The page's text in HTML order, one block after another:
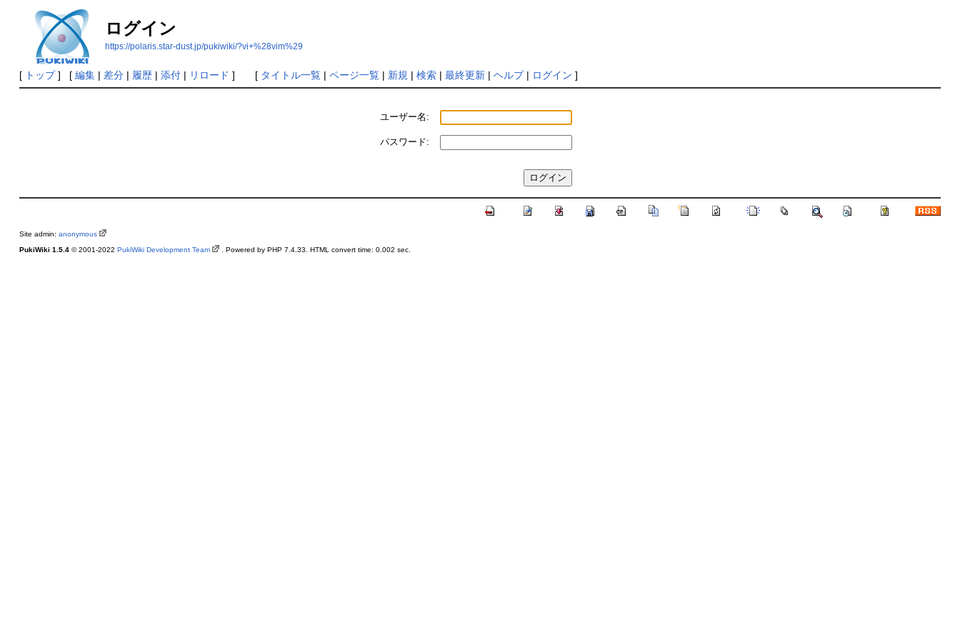
ログイン
https://polaris.star-dust.jp/pukiwiki/?vi+%28vim%29
[ トップ] [ 編集| 差分| 履歴| 添付| リロード ] [ タイトル一覧| ページ一覧| 新規 | 検索| 最終更新| ヘルプ| ログイン ]
ユーザー名:
パスワード:
Site admin: anonymous
PukiWiki 1.5.4© 2001-2022 PukiWiki Development Team . Powered by PHP 7.4.33. HTML convert time: 0.002 sec.